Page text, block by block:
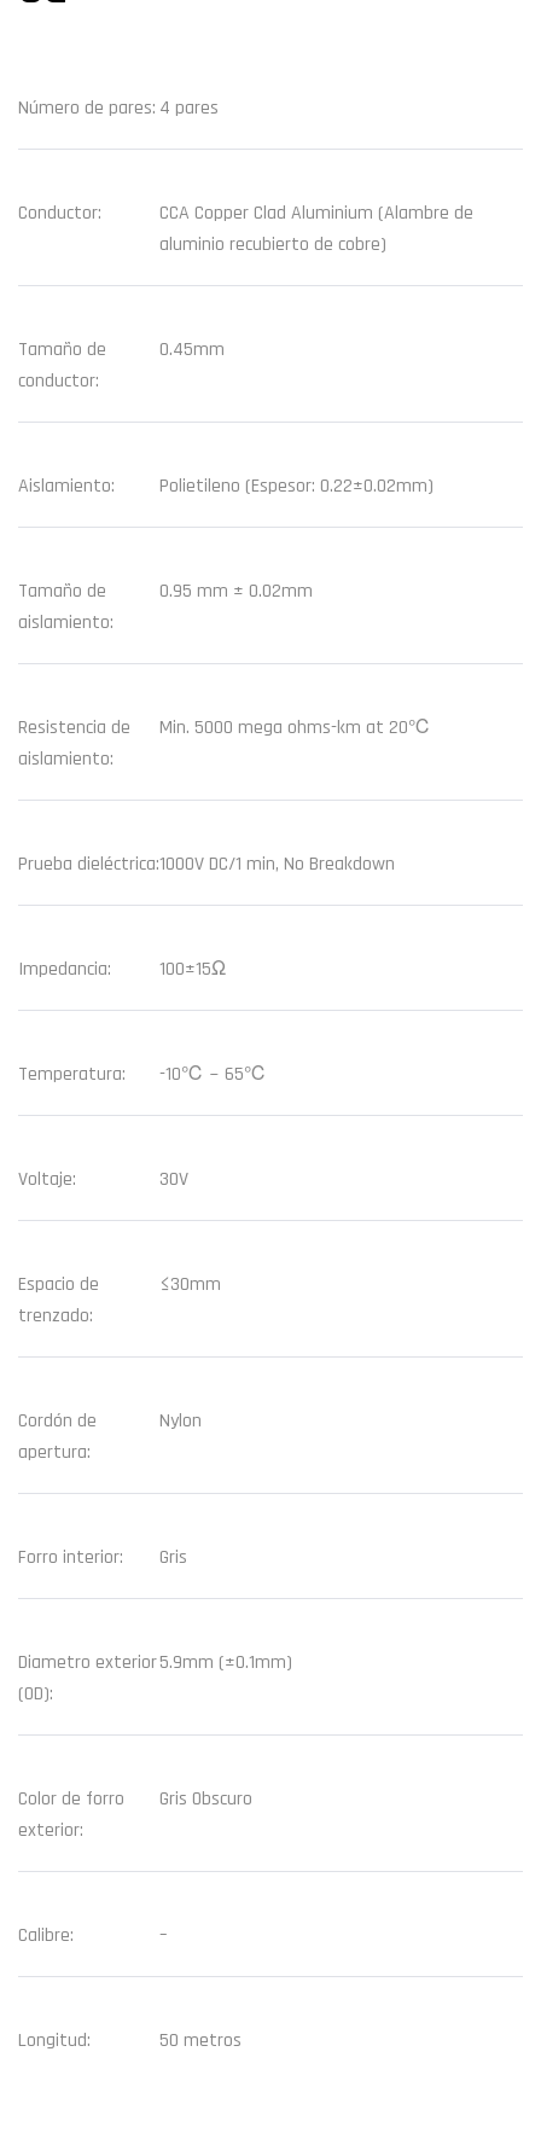
Número de pares: 4 pares
Conductor:
CCA Copper Clad Aluminium (Alambre de
aluminio recubierto de cobre)
Tamaño de
conductor:
0.45mm
Aislamiento: Polietileno (Espesor: 0.22±0.02mm)
Tamaño de
aislamiento:
0.95 mm ± 0.02mm
Resistencia de
aislamiento:
Min. 5000 mega ohms-km at 20℃
Prueba dieléctrica:1000V DC/1 min, No Breakdown
Impedancia: 100±15Ω
Temperatura: -10℃ ~ 65℃
Voltaje: 30V
Espacio de
trenzado:
≤30mm
Cordón de
apertura:
Nylon
Forro interior: Gris
Diametro exterior
(OD):
5.9mm (±0.1mm)
Color de forro
exterior:
Gris Obscuro
Calibre: –
Longitud: 50 metros